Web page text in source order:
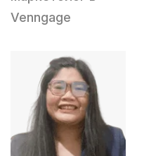
Venngage